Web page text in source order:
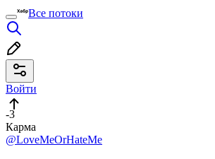
Все потоки
Войти
-3
Карма
@LoveMeOrHateMe